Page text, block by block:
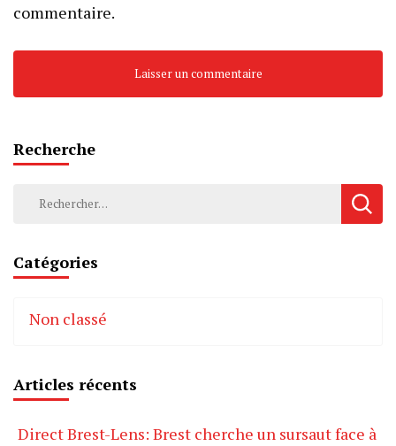
commentaire.
Recherche
Rechercher :
Catégories
Non classé
Articles récents
Direct Brest-Lens: Brest cherche un sursaut face à